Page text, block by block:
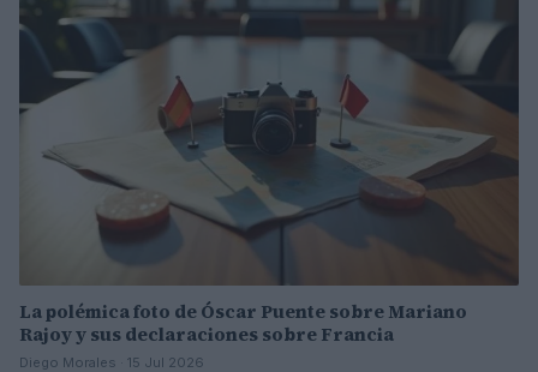
La polémica foto de Óscar Puente sobre Mariano
Rajoy y sus declaraciones sobre Francia
Diego Morales · 15 Jul 2026